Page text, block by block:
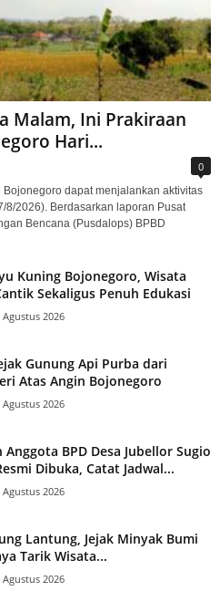
Malam, Ini Prakiraan
Hari...
0
Bojonegoro dapat menjalankan aktivitas
8/2026). Berdasarkan laporan Pusat
Bencana (Pusdalops) BPBD
Kuning Bojonegoro, Wisata
Sekaligus Penuh Edukasi
Agustus 2026
Gunung Api Purba dari
Atas Angin Bojonegoro
Agustus 2026
BPD Desa Jubellor Sugio
Dibuka, Catat Jadwal...
Agustus 2026
Lantung, Jejak Minyak Bumi
Tarik Wisata...
Agustus 2026